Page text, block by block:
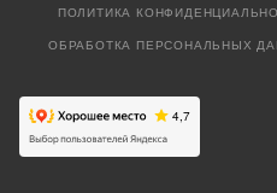
ПОЛИТИКА
ОБРАБОТКА ПЕРСОНАЛЬНЫХ